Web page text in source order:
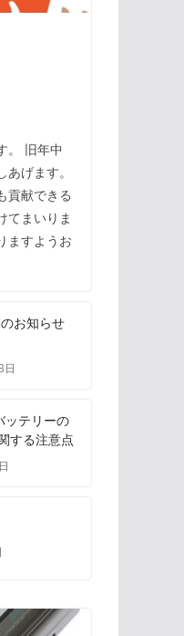
。 旧年中
げます。
貢献できる
てまいりま
ますようお
お知らせ
日
ッテリーの
する注意点